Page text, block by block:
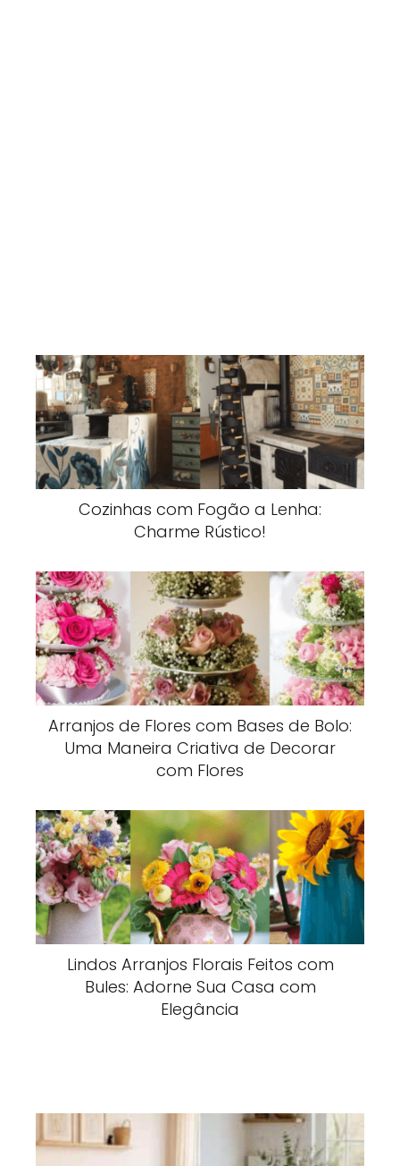
Cozinhas com Fogão a Lenha:
Charme Rústico!
Arranjos de Flores com Bases de Bolo:
Uma Maneira Criativa de Decorar
com Flores
Lindos Arranjos Florais Feitos com
Bules: Adorne Sua Casa com
Elegância